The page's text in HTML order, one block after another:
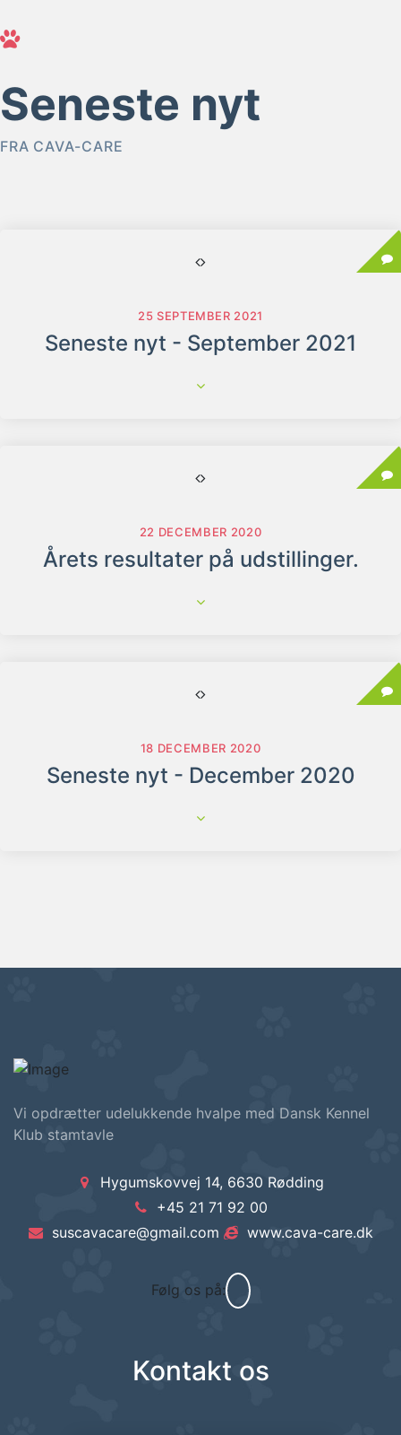
Seneste nyt
FRA CAVA-CARE
25 SEPTEMBER 2021
Seneste nyt - September 2021
22 DECEMBER 2020
Årets resultater på udstillinger.
18 DECEMBER 2020
Seneste nyt - December 2020
Vi opdrætter udelukkende hvalpe med Dansk Kennel
Klub stamtavle
Hygumskovvej 14, 6630 Rødding
+45 21 71 92 00
suscavacare@gmail.com
www.cava-care.dk
Følg os på:
Kontakt os